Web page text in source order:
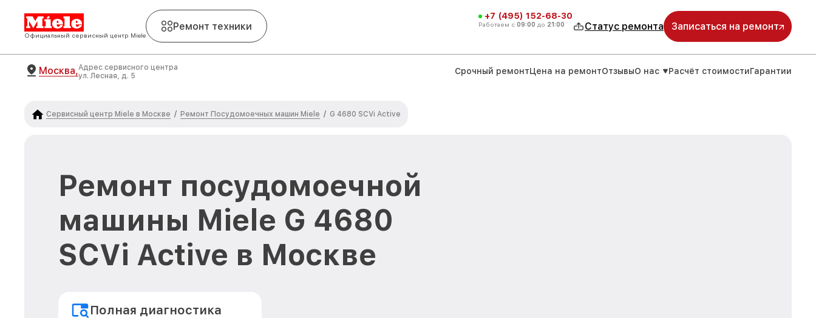
Официальный сервисный центр Miele
Ремонт техники
+7 (495) 152-68-30
Работаем с 09:00 до 21:00 Статус ремонта Записаться на ремонт
Москва,Адрес сервисного центра
ул. Лесная, д. 5
Срочный ремонтЦена на ремонтОтзывыО нас Расчёт стоимостиГарантии
Сервисный центр Miele в Москве / Ремонт Посудомоечных машин Miele / G 4680 SCVi Active
Ремонт посудомоечной
машины Miele G 4680
SCVi Active в Москве
Полная диагностика